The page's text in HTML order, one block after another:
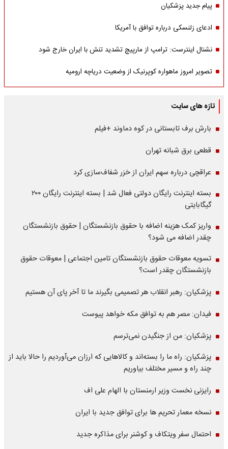
پیام جدید پزشکیان
ادعای زلنسکی درباره توافق با آمریکا
نشنال اینترست: ترامپ از مارپیچ تشدید تنش با ایران خارج شود
تصویر امروز ماهواره کوپرنیک از وضعیت دریاچه ارومیه
تازه های سایت
بارش برف تابستانی در کوه دماوند +فیلم
قطعی برق شبانه تهران
عراقچی درباره سهم ایران از خزر شفاف‌سازی کرد
بسته اینترنت رایگان دولتی فعال شد | بسته اینترنت رایگان ۲۰۰
گیگابایتی
واریز کمک هزینه اضافه با حقوق بازنشستگان | حقوق بازنشستگان
چقدر اضافه می شود؟
تسویه معوقات حقوق بازنشستگان تامین اجتماعی | معوقات حقوق
بازنشستگان چقدر است؟
پزشکیان: رهبر انقلاب هر تصمیمی بگیرند ما تا آخر پای آن هستیم
فیدان: مصر هم به توافق مکه خواهد پیوست
پزشکیان: من از جنگیدن نمی‌ترسم
پزشکیان: راه ما را بسته‌اند و کالاهایی که ارزان می‌آوردیم را حالا باید از
چند راه و مسیر مختلف بیاوریم
رایزنی نخست وزیر ارمنستان با الهام علی اف
نسخه معمار تحریم ها برای توافق جدید با ایران
احتمال سفر ویتکاف و کوشنر برای مذاکره جدید